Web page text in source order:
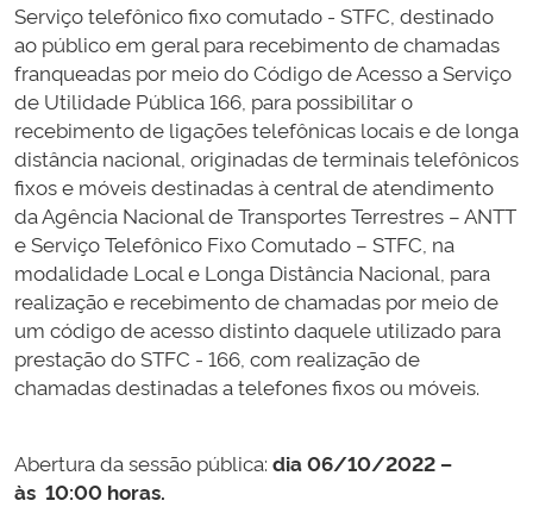
Serviço telefônico fixo comutado - STFC, destinado
ao público em geral para recebimento de chamadas
franqueadas por meio do Código de Acesso a Serviço
de Utilidade Pública 166, para possibilitar o
recebimento de ligações telefônicas locais e de longa
distância nacional, originadas de terminais telefônicos
fixos e móveis destinadas à central de atendimento
da Agência Nacional de Transportes Terrestres – ANTT
e Serviço Telefônico Fixo Comutado – STFC, na
modalidade Local e Longa Distância Nacional, para
realização e recebimento de chamadas por meio de
um código de acesso distinto daquele utilizado para
prestação do STFC - 166, com realização de
chamadas destinadas a telefones fixos ou móveis.
Abertura da sessão pública: dia 06/10/2022 –
às 10:00 horas.